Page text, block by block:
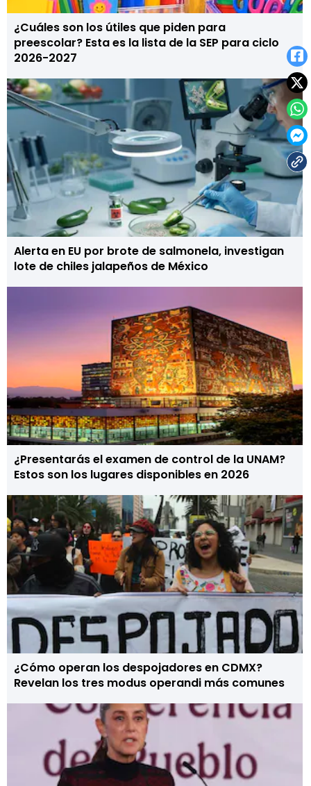
¿Cuáles son los útiles que piden para
preescolar? Esta es la lista de la SEP para ciclo
2026-2027
Alerta en EU por brote de salmonela, investigan
lote de chiles jalapeños de México
¿Presentarás el examen de control de la UNAM?
Estos son los lugares disponibles en 2026
¿Cómo operan los despojadores en CDMX?
Revelan los tres modus operandi más comunes